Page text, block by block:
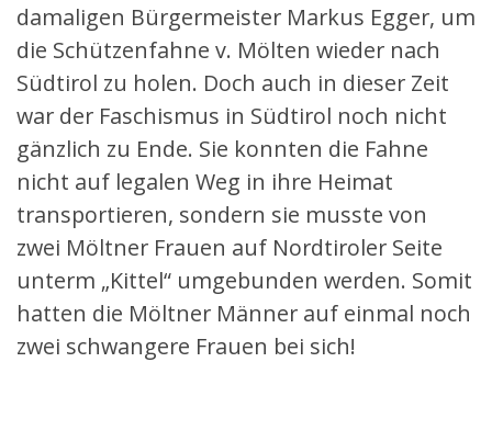
damaligen Bürgermeister Markus Egger, um
die Schützenfahne v. Mölten wieder nach
Südtirol zu holen. Doch auch in dieser Zeit
war der Faschismus in Südtirol noch nicht
gänzlich zu Ende. Sie konnten die Fahne
nicht auf legalen Weg in ihre Heimat
transportieren, sondern sie musste von
zwei Möltner Frauen auf Nordtiroler Seite
unterm „Kittel“ umgebunden werden. Somit
hatten die Möltner Männer auf einmal noch
zwei schwangere Frauen bei sich!